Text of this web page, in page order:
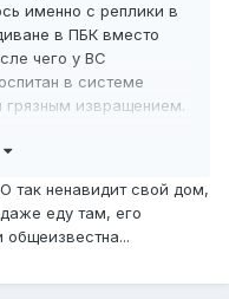
именно с реплики в
в ПБК вместо
чего у ВС
в системе
грязным извращением.
так ненавидит свой дом,
еду там, его
общеизвестна...